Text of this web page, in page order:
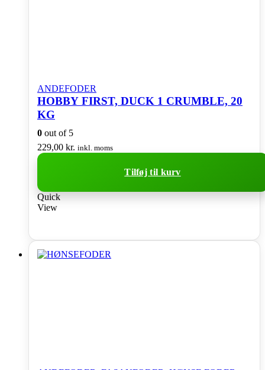
ANDEFODER
HOBBY FIRST, DUCK 1 CRUMBLE, 20
KG
0 out of 5
229,00 kr. inkl. moms
Tilføj til kurv
Quick
View